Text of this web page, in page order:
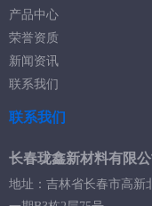
产品中心
荣誉资质
新闻资讯
联系我们
联系我们
长春珑鑫新材料有限公
地址：吉林省长春市高新